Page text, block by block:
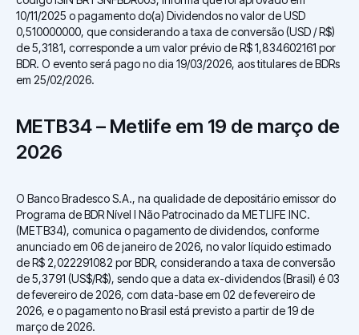
10/11/2025 o pagamento do(a) Dividendos no valor de USD
0,510000000, que considerando a taxa de conversão (USD / R$)
de 5,3181, corresponde a um valor prévio de R$ 1,834602161 por
BDR. O evento será pago no dia 19/03/2026, aos titulares de BDRs
em 25/02/2026.
METB34 – Metlife em 19 de março de
2026
O Banco Bradesco S.A., na qualidade de depositário emissor do
Programa de BDR Nível I Não Patrocinado da METLIFE INC.
(METB34), comunica o pagamento de dividendos, conforme
anunciado em 06 de janeiro de 2026, no valor líquido estimado
de R$ 2,022291082 por BDR, considerando a taxa de conversão
de 5,3791 (US$/R$), sendo que a data ex-dividendos (Brasil) é 03
de fevereiro de 2026, com data-base em 02 de fevereiro de
2026, e o pagamento no Brasil está previsto a partir de 19 de
março de 2026.